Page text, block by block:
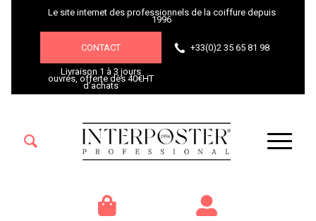
Livraison 1 à 3 jours
ouvrés, offerte dès 40€HT
d’achats
Le site internet des professionnels de la coiffure depuis
1996
CONTACT +33(0)2 35 65 81 98